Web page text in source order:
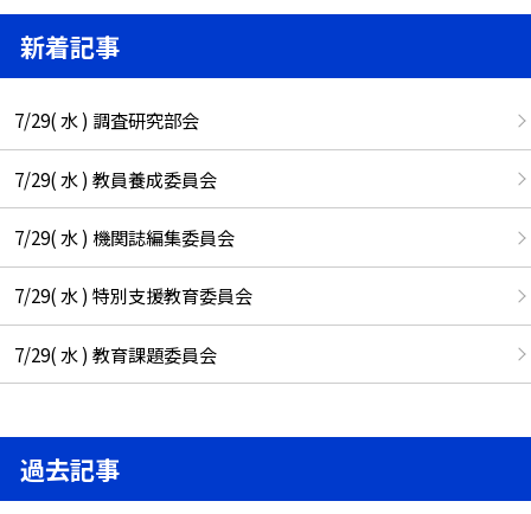
新着記事
7/29( 水 ) 調査研究部会
7/29( 水 ) 教員養成委員会
7/29( 水 ) 機関誌編集委員会
7/29( 水 ) 特別支援教育委員会
7/29( 水 ) 教育課題委員会
過去記事